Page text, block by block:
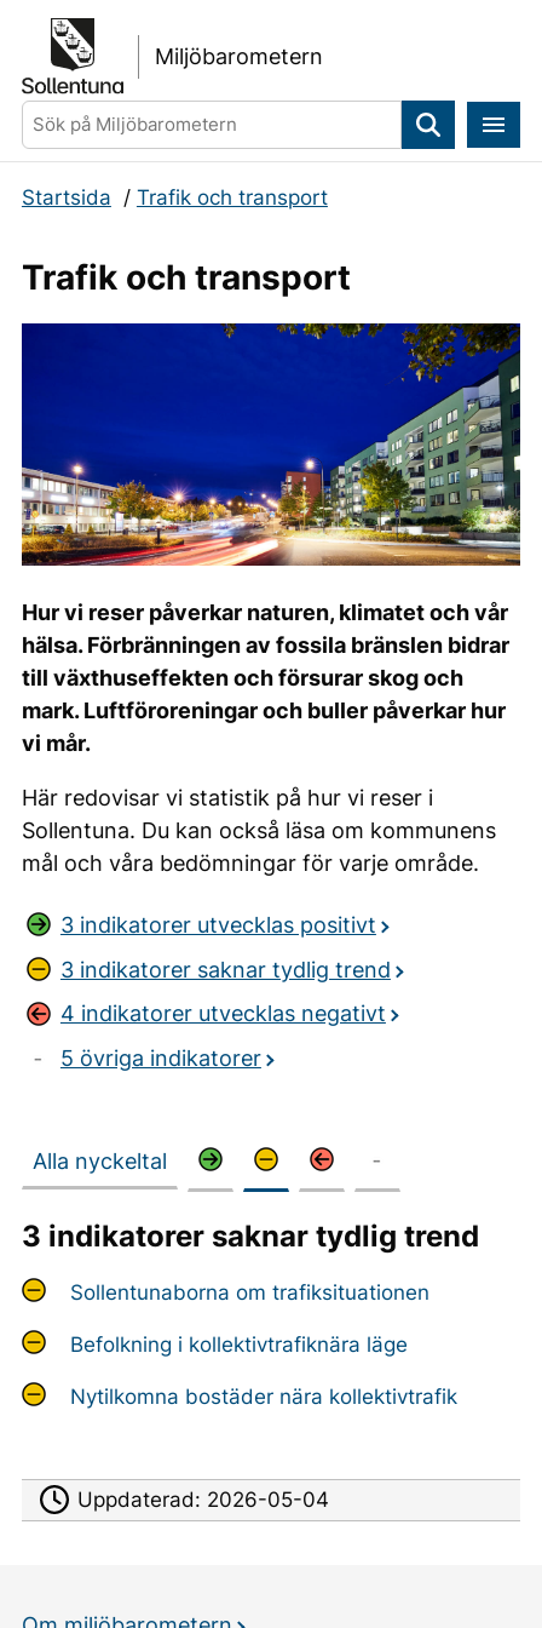
Gå direkt till sidans innehåll
Miljöbarometern
Sök
Startsida / Trafik och transport
Trafik och transport
Hur vi reser påverkar naturen, klimatet och vår
hälsa. Förbränningen av fossila bränslen bidrar
till växthuseffekten och försurar skog och
mark. Luftföroreningar och buller påverkar hur
vi mår.
Här redovisar vi statistik på hur vi reser i
Sollentuna. Du kan också läsa om kommunens
mål och våra bedömningar för varje område.
3 indikatorer utvecklas positivt
3 indikatorer saknar tydlig trend
4 indikatorer utvecklas negativt
5 övriga indikatorer
Alla nyckeltal
3 indikatorer saknar tydlig trend
Sollentunaborna om trafiksituationen
Befolkning i kollektivtrafiknära läge
Nytilkomna bostäder nära kollektivtrafik
Uppdaterad: 2026-05-04